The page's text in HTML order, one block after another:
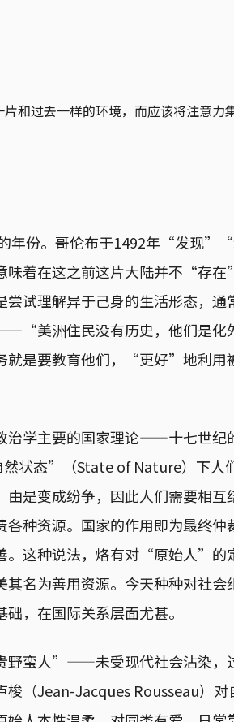
过去一样的环境，而应该将注意力
年份。哥伦布于1492年“发现
味着在这之前这片大陆并不“存
试理解异于己身的生活形态，通
美洲住民没有历史，他们是
就是要教育他们，“更好”地利用
治学主要的国家理论——十七世纪
状态”（State of Nature）下人
是变成纷争，因此人们需要相互
种资源。国家的作用即为最终仲
。这种说法，烙有对“原始人”的
名为善用资源。今天种种对社会
，在国际关系层面尤甚。
野蛮人”——未受现代社会沾染，
（Jean-Jacques Rousseau）